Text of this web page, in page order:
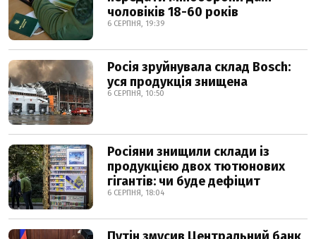
чоловіків 18-60 років
6 СЕРПНЯ, 19:39
Росія зруйнувала склад Bosch:
уся продукція знищена
6 СЕРПНЯ, 10:50
Росіяни знищили склади із
продукцією двох тютюнових
гігантів: чи буде дефіцит
6 СЕРПНЯ, 18:04